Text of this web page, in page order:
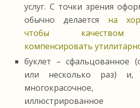
услуг. С точки зрения
обычно делается на
чтобы качеством
компенсировать
буклет – сфальцованное
или несколько раз) и,